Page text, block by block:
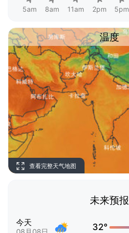
5am 8am 11am 2pm 5pm
温度
查看完整天气地图
未来预报
今天 32°